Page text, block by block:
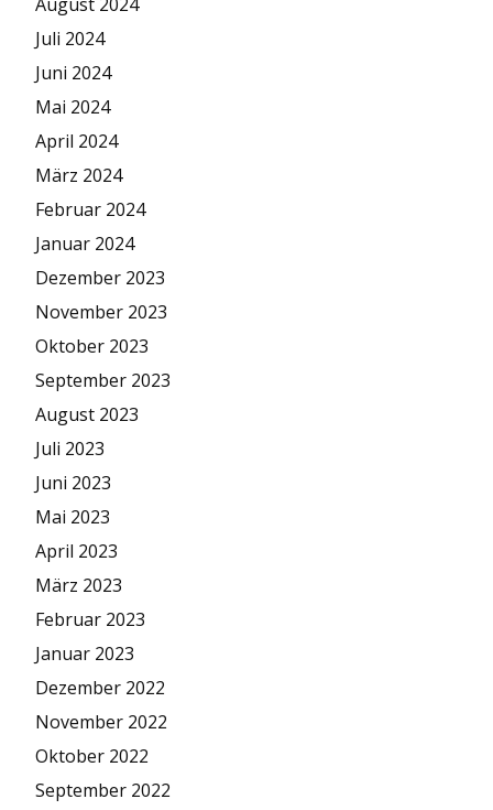
Juli 2024
Juni 2024
Mai 2024
April 2024
März 2024
Februar 2024
Januar 2024
Dezember 2023
November 2023
Oktober 2023
September 2023
August 2023
Juli 2023
Juni 2023
Mai 2023
April 2023
März 2023
Februar 2023
Januar 2023
Dezember 2022
November 2022
Oktober 2022
September 2022